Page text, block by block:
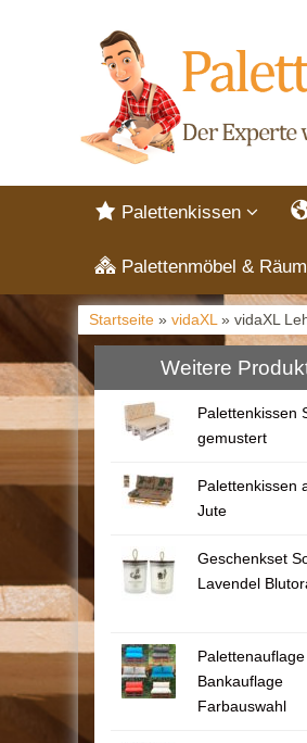
Palettenkissen
Palettenmöbel &
Startseite » vidaXL » vidaXL
Weitere
Palettenkissen
gemustert
Palettenkissen
Jute
Geschenkset
Lavendel
Palettenauflage
Bankauflage
Farbauswahl